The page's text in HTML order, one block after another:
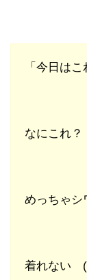
「今日は
なにこれ？
めっちゃシ
着れない